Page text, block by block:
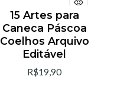
15 Artes para
Caneca Páscoa
Coelhos Arquivo
Editável
R$19,90